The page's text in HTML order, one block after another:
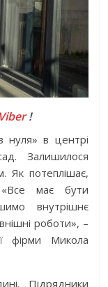
Viber!
нуля» в центрі
Залишилося
Як потеплішає,
«Все має бути
внутрішнє
роботи», –
фірми Микола
Підрядники